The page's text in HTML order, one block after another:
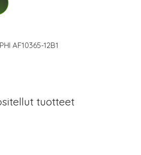
AF10365-12B1
tuotteet